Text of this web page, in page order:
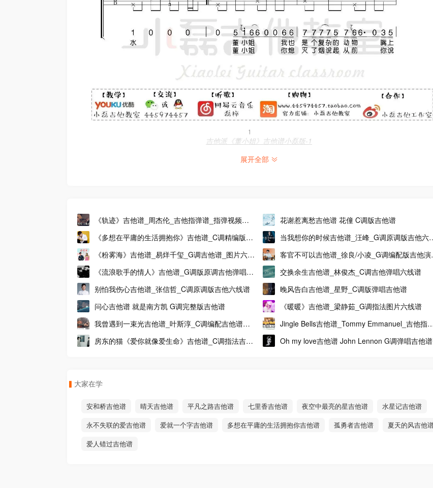
吉他派《董小姐》吉他谱小磊版-1
展开全部
《轨迹》吉他谱_周杰伦_吉他指弹谱_指弹视频示
范
花谢惹离愁吉他谱 花僮 C调版吉他谱
《多想在平庸的生活拥抱你》吉他谱_C调精编版吉
他谱_高清吉他谱
当我想你的时候吉他谱_汪峰_G调原调版吉他六
谱
《粉雾海》吉他谱_易烊千玺_G调吉他谱_图片六线
谱
客官不可以吉他谱_徐良/小凌_G调编配版吉他演
示范
《流浪歌手的情人》吉他谱_G调版原调吉他弹唱谱
_入门吉他谱
交换余生吉他谱_林俊杰_C调吉他弹唱六线谱
别怕我伤心吉他谱_张信哲_C调原调版吉他六线谱
晚风告白吉他谱_星野_C调版弹唱吉他谱
问心吉他谱 就是南方凯 G调完整版吉他谱
《暖暖》吉他谱_梁静茹_G调指法图片六线谱
我曾遇到一束光吉他谱_叶斯淳_C调编配吉他谱附
演示视频
Jingle Bells吉他谱_Tommy Emmanuel_吉他指
独奏谱
房东的猫《爱你就像爱生命》吉他谱_C调指法吉他
Oh my love吉他谱 John Lennon G调弹唱吉他谱
大家在学
安和桥吉他谱 晴天吉他谱 平凡之路吉他谱 七里香吉他谱 夜空中最亮的星吉他谱
水星记吉他谱
永不失联的爱吉他谱
爱就一个字吉他谱 多想在平庸的生活拥抱你吉他谱 孤勇者吉他谱
夏天的风吉他
爱人错过吉他谱